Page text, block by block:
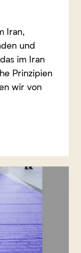
Iran,
und
im Iran
Prinzipien
wir von